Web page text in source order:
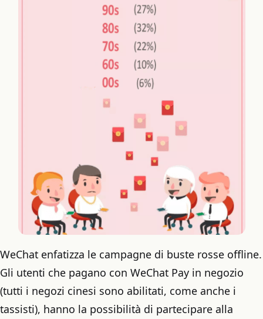
WeChat enfatizza le campagne di buste rosse offline.
Gli utenti che pagano con WeChat Pay in negozio
(tutti i negozi cinesi sono abilitati, come anche i
tassisti), hanno la possibilità di partecipare alla